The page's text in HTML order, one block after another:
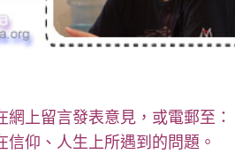
網上留言發表意見，或電郵至：
仰、人生上所遇到的問題。